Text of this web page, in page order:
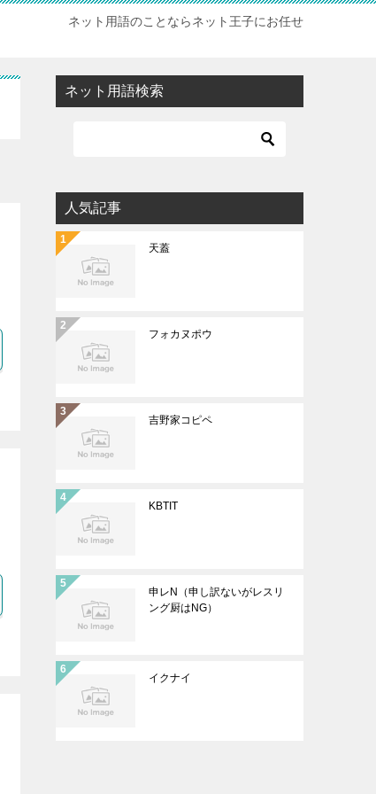
ネット用語のことならネット王子にお任せ
ネット用語検索
人気記事
天蓋
フォカヌポウ
吉野家コピペ
KBTIT
申レN（申し訳ないがレスリ
ング厨はNG）
イクナイ